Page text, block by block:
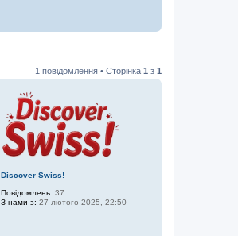
1 повідомлення • Сторінка 1 з 1
Discover Swiss!
Повідомлень: 37
З нами з: 27 лютого 2025, 22:50